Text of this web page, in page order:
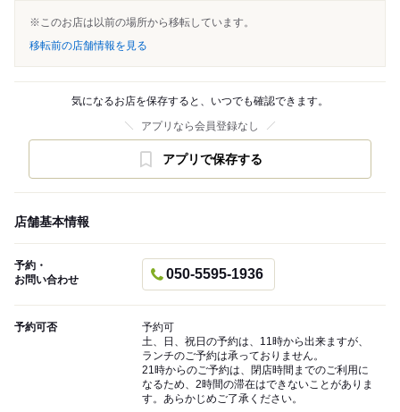
※このお店は以前の場所から移転しています。
移転前の店舗情報を見る
気になるお店を保存すると、いつでも確認できます。
アプリなら会員登録なし
アプリで保存する
店舗基本情報
予約・
お問い合わせ
050-5595-1936
予約可否
予約可
土、日、祝日の予約は、11時から出来ますが、
ランチのご予約は承っておりません。
21時からのご予約は、閉店時間までのご利用に
なるため、2時間の滞在はできないことがありま
す。あらかじめご了承ください。